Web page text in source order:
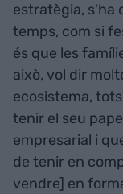
estratègia, s'ha
temps, com si
és que les
això, vol dir
ecosistema,
tenir el seu
empresarial i
de tenir en
vendre] en